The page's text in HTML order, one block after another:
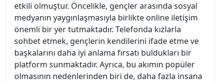
etkili olmuştur. Öncelikle, gençler arasında sosyal
medyanın yaygınlaşmasıyla birlikte online iletişim
önemli bir yer tutmaktadır. Telefonda kızlarla
sohbet etmek, gençlerin kendilerini ifade etme ve
başkalarını daha iyi anlama fırsatı buldukları bir
platform sunmaktadır. Ayrıca, bu akımın popüler
olmasının nedenlerinden biri de, daha fazla insana